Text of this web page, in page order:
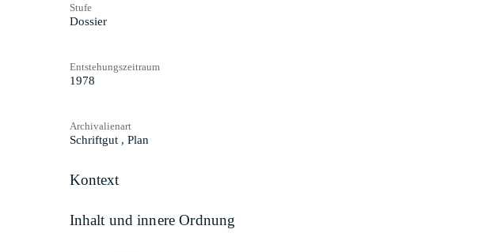
Stufe
Dossier
Entstehungszeitraum
1978
Archivalienart
Schriftgut , Plan
Kontext
Inhalt und innere Ordnung